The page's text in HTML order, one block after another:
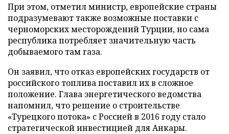
При этом, отметил министр, европейские страны
подразумевают также возможные поставки с
черноморских месторождений Турции, но сама
республика потребляет значительную часть
добываемого там газа.
Он заявил, что отказ европейских государств от
российского топлива поставил их в сложное
положение. Глава энергетического ведомства
напомнил, что решение о строительстве
«Турецкого потока» с Россией в 2016 году стало
стратегической инвестицией для Анкары.